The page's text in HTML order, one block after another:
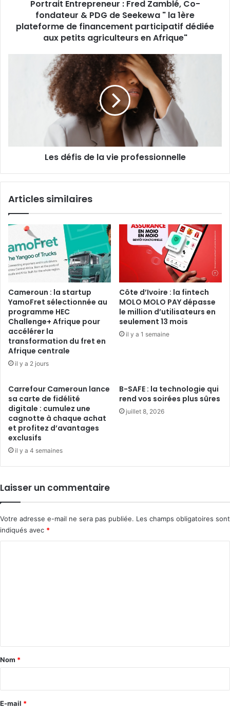
Seekewa
plateforme
financement
Portrait Entrepreneur : Fred Zamblé, Co-
fondateur & PDG de Seekewa " la 1ère
plateforme de financement participatif dédiée
aux petits agriculteurs en Afrique"
professionnelle
Les défis de la vie professionnelle
Articles similaires
Cameroun : la startup
YamoFret sélectionnée au
programme HEC
Challenge+ Afrique pour
accélérer la
transformation du fret en
Afrique centrale
il y a 2 jours
Côte d’Ivoire : la fintech
MOLO MOLO PAY dépasse
le million d’utilisateurs en
seulement 13 mois
il y a 1 semaine
Carrefour Cameroun lance
sa carte de fidélité
digitale : cumulez une
cagnotte à chaque achat
et profitez d’avantages
exclusifs
il y a 4 semaines
B-SAFE : la technologie qui
rend vos soirées plus sûres
juillet 8, 2026
Laisser un commentaire
Votre adresse e-mail ne sera pas publiée. Les champs obligatoires sont
indiqués avec *
a
e
Nom *
E-mail *